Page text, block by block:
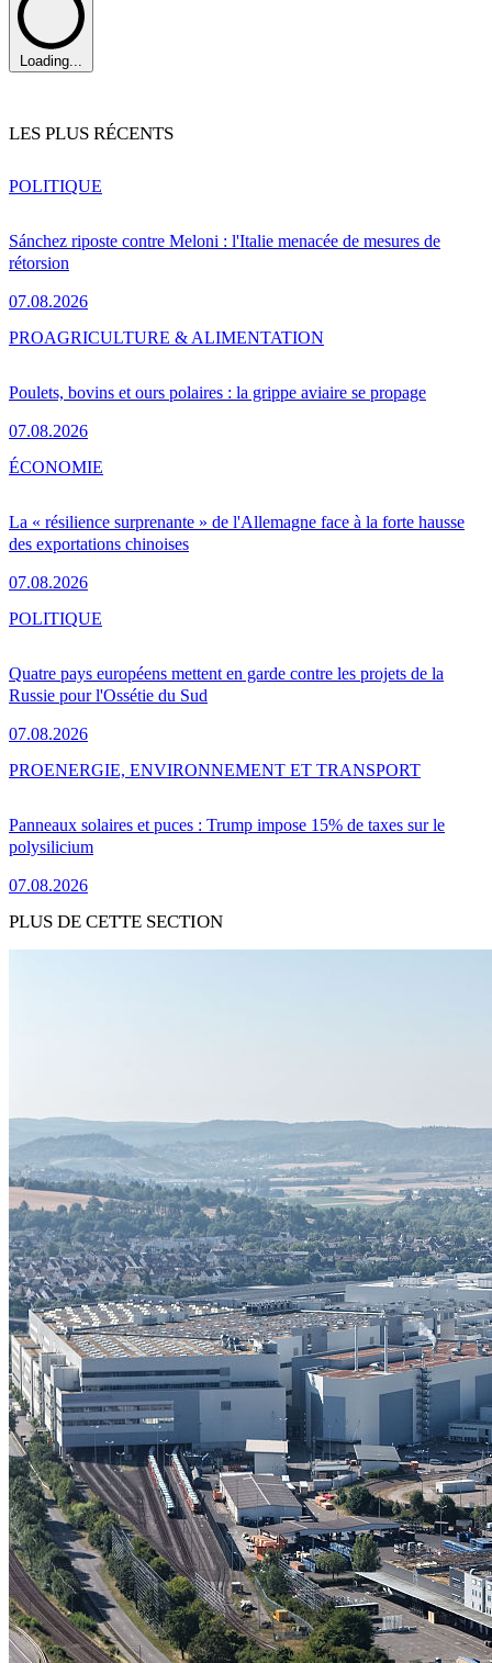
Loading...
LES PLUS RÉCENTS
Sánchez riposte contre Meloni : l'Italie menacée de mesures de
rétorsion
07.08.2026
POLITIQUE
Poulets, bovins et ours polaires : la grippe aviaire se propage
07.08.2026
PROAGRICULTURE & ALIMENTATION
La « résilience surprenante » de l'Allemagne face à la forte hausse
des exportations chinoises
07.08.2026
ÉCONOMIE
Quatre pays européens mettent en garde contre les projets de la
Russie pour l'Ossétie du Sud
07.08.2026
POLITIQUE
Panneaux solaires et puces : Trump impose 15% de taxes sur le
polysilicium
07.08.2026
PROENERGIE, ENVIRONNEMENT ET TRANSPORT
PLUS DE CETTE SECTION